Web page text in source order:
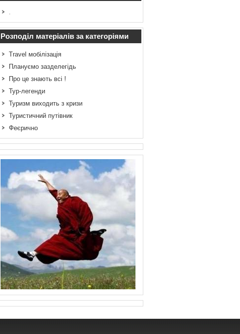
.
Розподіл матеріалів за категоріями
Travel мобілізація
Плануємо зазделегідь
Про це знають всі !
Тур-легенди
Туризм виходить з кризи
Туристичний путівник
Феєрично